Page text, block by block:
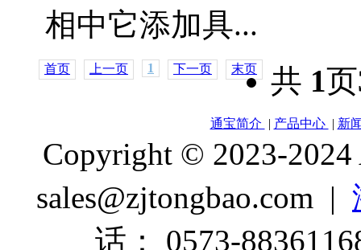
相中它添加具...
首页 上一页 1 下一页 末页 共 1页
通宝简介 | 产品中心 | 新
Copyright © 2023-
sales@zjtongbao.com |
话： 0573-